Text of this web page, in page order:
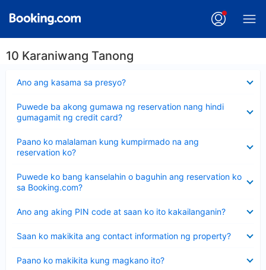
10 Karaniwang Tanong
Ano ang kasama sa presyo?
ang
Puwede ba akong gumawa ng reservation nang hindi
gumagamit ng credit card?
ang
sagot
Paano ko malalaman kung kumpirmado na ang
reservation ko?
ang
sagot
Puwede ko bang kanselahin o baguhin ang reservation ko
sa Booking.com?
ang
sagot
Ano ang aking PIN code at saan ko ito kakailanganin?
ang
Saan ko makikita ang contact information ng property?
ang
Paano ko makikita kung magkano ito?
ang